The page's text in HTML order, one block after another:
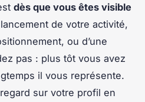
dès que vous êtes visible
de votre activité,
ou d’une
pas : plus tôt vous avez
il vous représente.
sur votre profil en